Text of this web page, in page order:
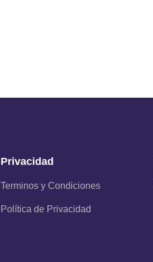
Privacidad
Terminos y Condiciones
Política de Privacidad